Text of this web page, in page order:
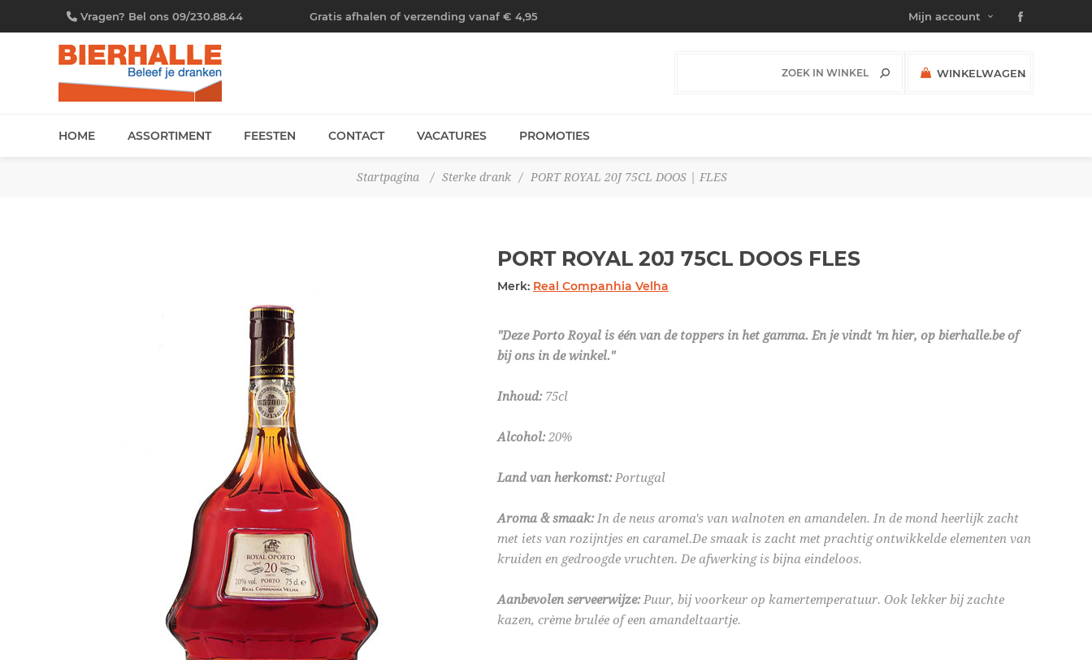
Vragen? Bel ons 09/230.88.44 Gratis afhalen of verzending vanaf € 4,95 Mijn account
WINKELWAGEN
HOME ASSORTIMENT FEESTEN CONTACT VACATURES PROMOTIES
Startpagina / Sterke drank / PORT ROYAL 20J 75CL DOOS | FLES
PORT ROYAL 20J 75CL DOOS FLES
Merk: Real Companhia Velha
"Deze Porto Royal is één van de toppers in het gamma. En je vindt 'm hier, op bierhalle.be of
bij ons in de winkel."
Inhoud: 75cl
Alcohol:20%
Land van herkomst:Portugal
Aroma & smaak:In de neus aroma's van walnoten en amandelen. In de mond heerlijk zacht
met iets van rozijntjes en caramel.De smaak is zacht met prachtig ontwikkelde elementen van
kruiden en gedroogde vruchten. De afwerking is bijna eindeloos.
Aanbevolen serveerwijze:Puur, bij voorkeur op kamertemperatuur. Ook lekker bij zachte
kazen, crème brulée of een amandeltaartje.